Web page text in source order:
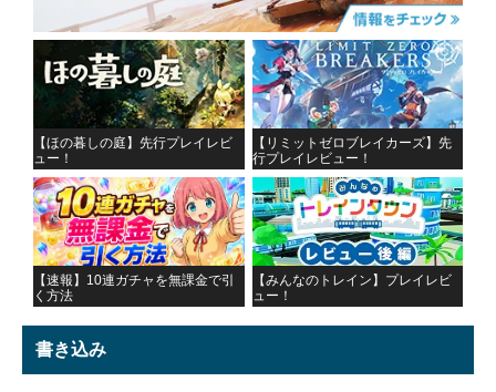
【ほの暮しの庭】先行プレイレビ
ュー！
【リミットゼロブレイカーズ】先
行プレイレビュー！
【速報】10連ガチャを無課金で引
く方法
【みんなのトレイン】プレイレビ
ュー！
書き込み